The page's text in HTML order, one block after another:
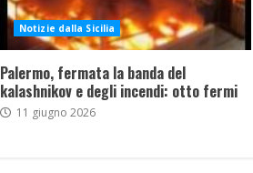
Notizie dalla Sicilia
Palermo, fermata la banda del
kalashnikov e degli incendi: otto fermi
11 giugno 2026